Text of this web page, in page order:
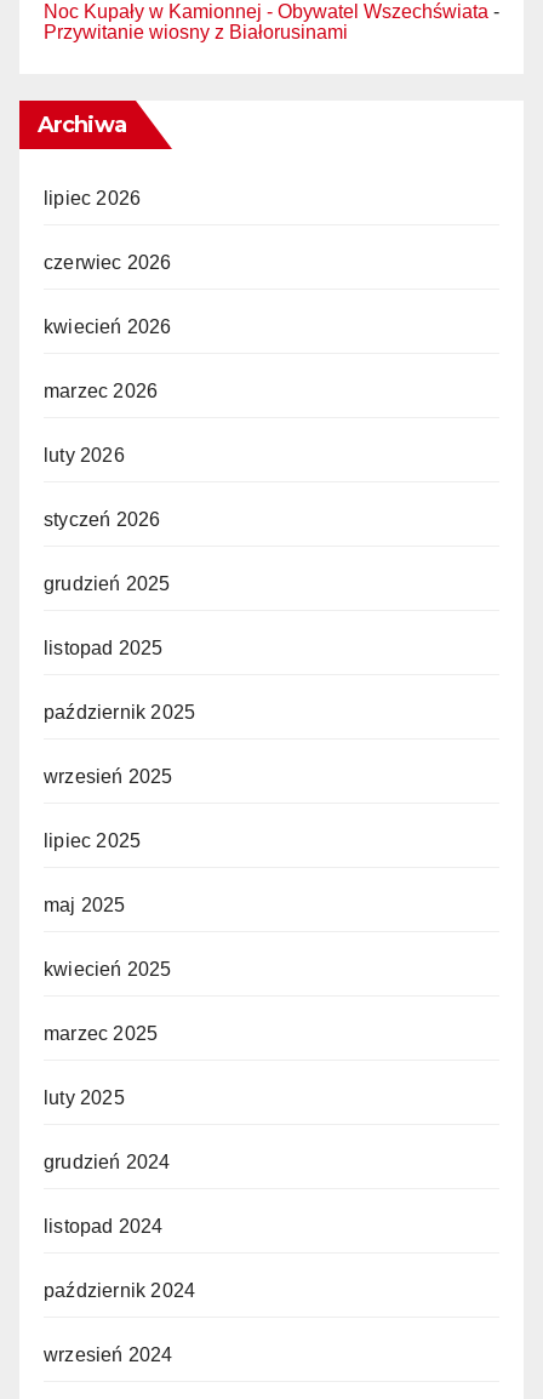
Noc Kupały w Kamionnej - Obywatel Wszechświata -
Przywitanie wiosny z Białorusinami
Archiwa
lipiec 2026
czerwiec 2026
kwiecień 2026
marzec 2026
luty 2026
styczeń 2026
grudzień 2025
listopad 2025
październik 2025
wrzesień 2025
lipiec 2025
maj 2025
kwiecień 2025
marzec 2025
luty 2025
grudzień 2024
listopad 2024
październik 2024
wrzesień 2024